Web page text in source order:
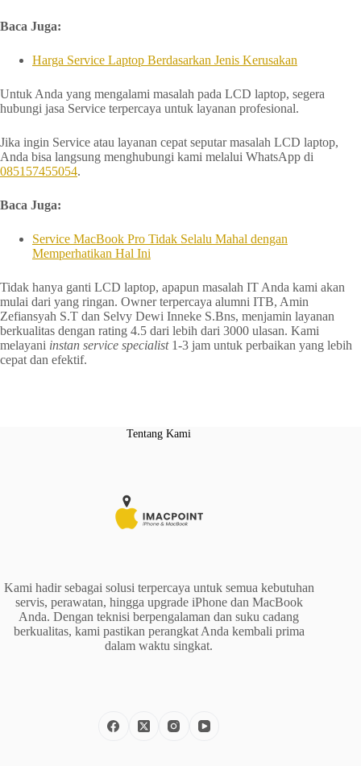
Baca Juga:
Harga Service Laptop Berdasarkan Jenis Kerusakan
Untuk Anda yang mengalami masalah pada LCD laptop, segera
hubungi jasa Service terpercaya untuk layanan profesional.
Jika ingin Service atau layanan cepat seputar masalah LCD laptop,
Anda bisa langsung menghubungi kami melalui WhatsApp di
085157455054.
Baca Juga:
Service MacBook Pro Tidak Selalu Mahal dengan
Memperhatikan Hal Ini
Tidak hanya ganti LCD laptop, apapun masalah IT Anda kami akan
mulai dari yang ringan. Owner terpercaya alumni ITB, Amin
Zefiansyah S.T dan Selvy Dewi Inneke S.Bns, menjamin layanan
berkualitas dengan rating 4.5 dari lebih dari 3000 ulasan. Kami
melayani instan service specialist1-3 jam untuk perbaikan yang lebih
cepat dan efektif.
Tentang Kami
Kami hadir sebagai solusi terpercaya untuk semua kebutuhan
servis, perawatan, hingga upgrade iPhone dan MacBook
Anda. Dengan teknisi berpengalaman dan suku cadang
berkualitas, kami pastikan perangkat Anda kembali prima
dalam waktu singkat.